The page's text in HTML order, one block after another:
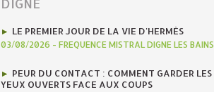
LE PREMIER JOUR DE LA VIE D'HERMÈS
03/08/2026 - FREQUENCE MISTRAL DIGNE LES BAINS
PEUR DU CONTACT : COMMENT GARDER LES
YEUX OUVERTS FACE AUX COUPS